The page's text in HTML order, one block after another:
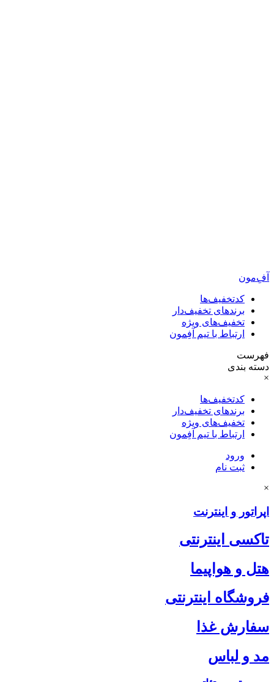
آفِ‌مون
کدتخفیف‌ها
برندهای تخفیف‌دار
تخفیف‌های ویژه
ارتباط با تیم آفِمون
فهرست
دسته بندی
×
کدتخفیف‌ها
برندهای تخفیف‌دار
تخفیف‌های ویژه
ارتباط با تیم آفِمون
ورود
ثبت نام
×
اپراتور و اینترنت
تاکسی اینترنتی
هتل و هواپیما
فروشگاه اینترنتی
سفارش غذا
مد و لباس